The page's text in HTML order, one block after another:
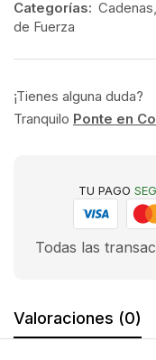
Categorías: Cadenas,
de Fuerza
¡Tienes alguna duda?
Tranquilo Ponte en
TU PAGO
Todas las
Valoraciones (0)